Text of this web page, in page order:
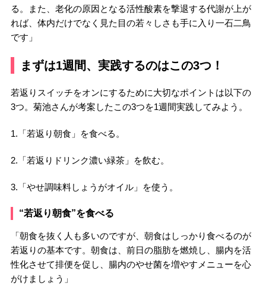
る。また、老化の原因となる活性酸素を撃退する代謝が上が
れば、体内だけでなく見た目の若々しさも手に入り一石二鳥
です」
まずは1週間、実践するのはこの3つ！
若返りスイッチをオンにするために大切なポイントは以下の
3つ。菊池さんが考案したこの3つを1週間実践してみよう。
1.「若返り朝食」を食べる。
2.「若返りドリンク濃い緑茶」を飲む。
3.「やせ調味料しょうがオイル」を使う。
“若返り朝食”を食べる
「朝食を抜く人も多いのですが、朝食はしっかり食べるのが
若返りの基本です。朝食は、前日の脂肪を燃焼し、腸内を活
性化させて排便を促し、腸内のやせ菌を増やすメニューを心
がけましょう」